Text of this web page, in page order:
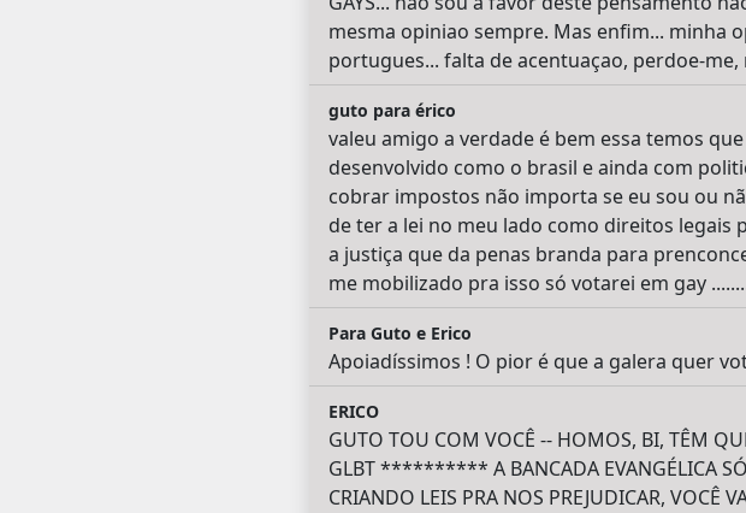
mesma opiniao sempre. Mas enfim... minha
portugues... falta de acentuaçao, perdoe-
guto para érico
valeu amigo a verdade é bem essa temos
desenvolvido como o brasil e ainda com
cobrar impostos não importa se eu sou ou
de ter a lei no meu lado como direitos
a justiça que da penas branda para
me mobilizado pra isso só votarei em gay
Para Guto e Erico
Apoiadíssimos ! O pior é que a galera quer
ERICO
GUTO TOU COM VOCÊ -- HOMOS, BI, TÊM
GLBT ********** A BANCADA EVANGÉLICA SÓ
CRIANDO LEIS PRA NOS PREJUDICAR, VOCÊ